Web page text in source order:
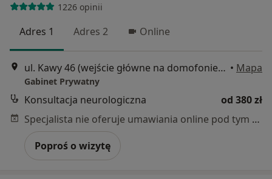
1226 opinii
Adres 1 Adres 2 Online
ul. Kawy 46 (wejście główne na domofonie proszę wybrać numer 100, gabinet jest na parterze drugie drzwi po prawej stronie), Warszawa • Mapa
Gabinet Prywatny
Konsultacja neurologiczna
od 380 zł
Specjalista nie oferuje umawiania online pod tym adresem.
Poproś o wizytę